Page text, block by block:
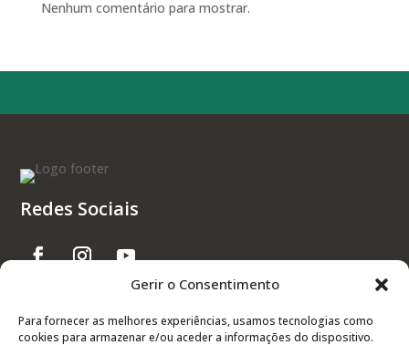
Gerir o Consentimento
Para fornecer as melhores experiências, usamos tecnologias como
cookies para armazenar e/ou aceder a informações do dispositivo.
Nenhum comentário para mostrar.
Redes Sociais
Links Úteis